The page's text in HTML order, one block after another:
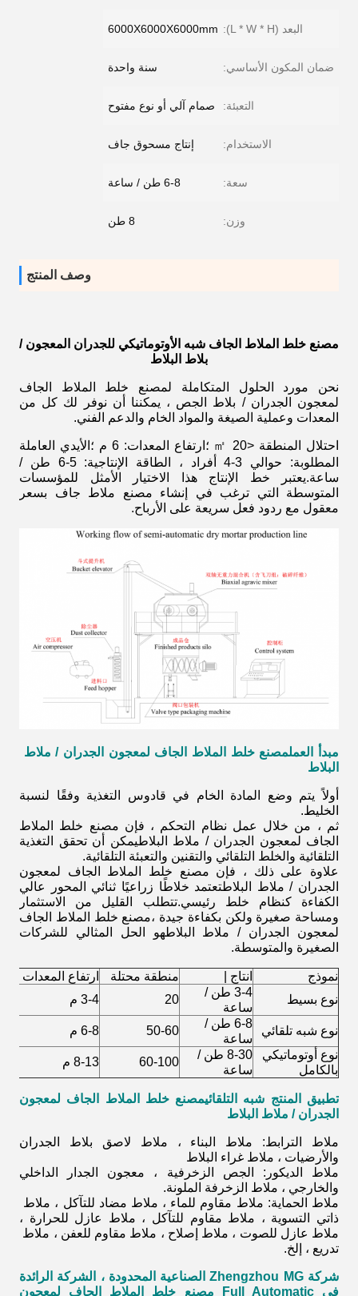
البعد (L * W * H): 6000X6000X6000mm
ضمان المكون الأساسي: سنة واحدة
التعبئة: صمام آلي أو نوع مفتوح
الاستخدام: إنتاج مسحوق جاف
سعة: 6-8 طن / ساعة
وزن: 8 طن
وصف المنتج
مصنع خلط الملاط الجاف شبه الأوتوماتيكي للجدران المعجون /
بلاط البلاط
نحن مورد الحلول المتكاملة لمصنع خلط الملاط الجاف
لمعجون الجدران / بلاط الجص ، يمكننا أن نوفر لك كل من
المعدات وعملية الصيغة والمواد الخام والدعم الفني.
احتلال المنطقة <20 ㎡ ؛ارتفاع المعدات: 6 م ؛الأيدي العاملة
المطلوبة: حوالي 3-4 أفراد ، الطاقة الإنتاجية: 5-6 طن /
ساعة.يعتبر خط الإنتاج هذا الاختيار الأمثل للمؤسسات
المتوسطة التي ترغب في إنشاء مصنع ملاط ​​جاف بسعر
معقول مع ردود فعل سريعة على الأرباح.
مبدأ العملمصنع خلط الملاط الجاف لمعجون الجدران / ملاط ​​
البلاط
أولاً يتم وضع المادة الخام في قادوس التغذية وفقًا لنسبة
الخليط.
ثم ، من خلال عمل نظام التحكم ، فإن مصنع خلط الملاط
الجاف لمعجون الجدران / ملاط ​​البلاطيمكن أن تحقق التغذية
التلقائية والخلط التلقائي والتقنين والتعبئة التلقائية.
علاوة على ذلك ، فإن مصنع خلط الملاط الجاف لمعجون
الجدران / ملاط ​​البلاطتعتمد خلاطًا زراعيًا ثنائي المحور عالي
الكفاءة كنظام خلط رئيسي.تتطلب القليل من الاستثمار
ومساحة صغيرة ولكن بكفاءة جيدة ،مصنع خلط الملاط الجاف
لمعجون الجدران / ملاط ​​البلاطهو الحل المثالي للشركات
الصغيرة والمتوسطة.
نموذج انتاج | منطقة محتلة ارتفاع المعدات
نوع بسيط
3-4 طن /
ساعة
20 3-4 م
نوع شبه تلقائي
6-8 طن /
ساعة
50-60 6-8 م
نوع أوتوماتيكي
بالكامل
8-30 طن /
ساعة
60-100 8-13 م
تطبيق المنتج شبه التلقائيمصنع خلط الملاط الجاف لمعجون
الجدران / ملاط ​​البلاط
ملاط الترابط: ملاط ​​البناء ، ملاط ​​لاصق بلاط الجدران
والأرضيات ، ملاط ​​غراء البلاط
ملاط الديكور: الجص الزخرفية ، معجون الجدار الداخلي
والخارجي ، ملاط ​​الزخرفة الملونة.
ملاط الحماية: ملاط ​​مقاوم للماء ، ملاط ​​مضاد للتآكل ، ملاط ​​
ذاتي التسوية ، ملاط ​​مقاوم للتآكل ، ملاط ​​عازل للحرارة ،
ملاط ​​عازل للصوت ، ملاط ​​إصلاح ، ملاط ​​مقاوم للعفن ، ملاط ​​
تدريع ، إلخ.
شركة Zhengzhou MG الصناعية المحدودة ، الشركة الرائدة
في Full Automatic
مصنع خلط الملاط الجاف لمعجون